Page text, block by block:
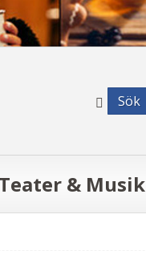
Sök
Teater & Musik